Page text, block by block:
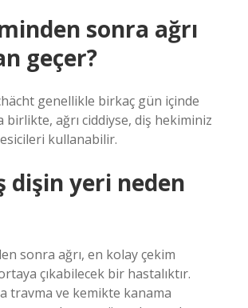
sonra ağrı
geçer?
genellikle birkaç gün içinde
birlikte, ağrı ciddiyse, diş hekiminiz
kullanabilir.
dişin yeri neden
sonra ağrı, en kolay çekim
çıkabilecek bir hastalıktır.
travma ve kemikte kanama